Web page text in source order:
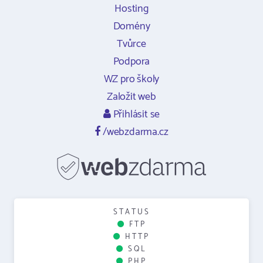
Hosting
Domény
Tvůrce
Podpora
WZ pro školy
Založit web
Přihlásit se
/webzdarma.cz
STATUS
FTP
HTTP
SQL